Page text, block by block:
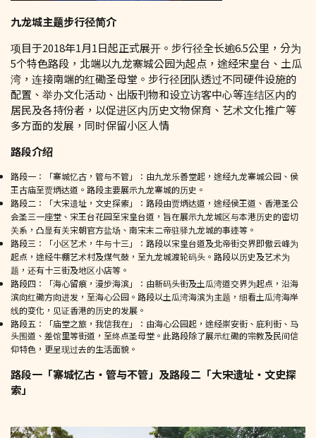
九龙城主题步行径简介
项目于2018年1月1日起正式展开。步行径全长逾6.5公里，分为
5个特色路段，北端以九龙寨城公园为起点，途经宋皇台、土瓜
湾，连接南端的红磡圣母堂。步行径团队透过不同硬件设施的
配置、举办文化活动、出版刊物和设立访客中心等连结区内的
居民及各持份者，以促进区内历史文物保育、艺术文化推广等
多方面的发展，同时保留小区人情
路段介绍
路段一：「寨城忆古，管与不管」：由九龙乐善堂起，途经九龙寨城公园、侯
王古庙至贾炳达道。路段主要展示九龙寨城的历史。
路段二：「大宋遗址，文史探索」：路段由贾炳达道，途经侯王道、香港圣公
会圣三一座堂、宋王台花园至宋皇台道，旨在展示九龙城区与本港历史的密切
关系，凸显有关宋朝官方盐场、南宋末二帝驻驿九龙城的事迹等。
路段三：「小区艺术，牛与十三」：路段以宋皇台道及北帝街交界即傲云峰为
起点，途经牛棚艺术村及煤气鼓，至九龙城渡轮码头。路段以历史及艺术为
题，还有十三街及地区小店等。
路段四：「海心留痕，漫步海滨」：由新码头街及土瓜湾道交界为起点，沿海
滨向红磡方向进发，至海心公园。路段以土瓜湾海滨为主题，细看土瓜湾海岸
线的变化，见证香港的历史的发展。
路段五：「庙堂之旅，我信我在」：由海心公园起，途经崇安街、庇利街、马
头围道、差馆里等街道，至终点圣母堂。此路段除了展示红磡的宗教及民间信
仰特色，更呈现过去的生活面貌。
路段一「寨城忆古‧管与不管」及路段二「大宋遗址‧文史探
索」